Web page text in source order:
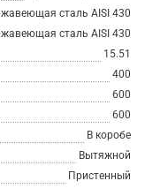
сталь AISI 430
сталь AISI 430
15.51
400
600
600
В коробе
Вытяжной
Пристенный